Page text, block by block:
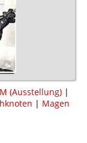
(Ausstellung) |
| Magen